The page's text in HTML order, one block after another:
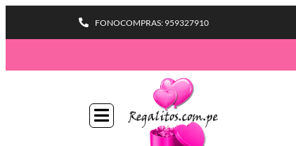
FONOCOMPRAS: 959327910